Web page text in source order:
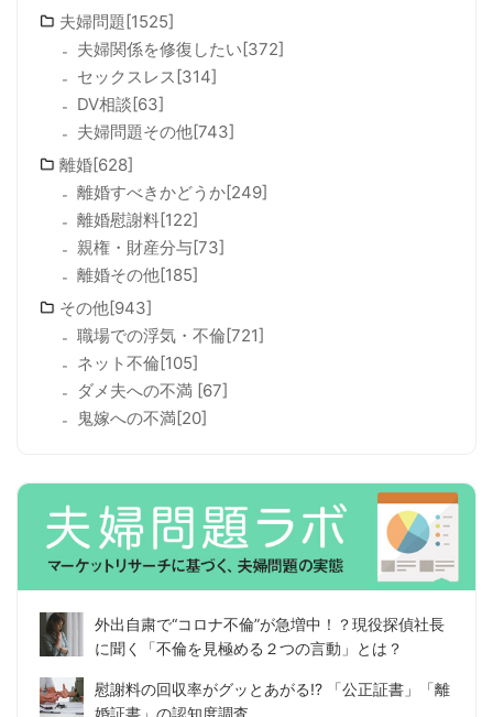
夫婦問題[1525]
夫婦関係を修復したい[372]
セックスレス[314]
DV相談[63]
夫婦問題その他[743]
離婚[628]
離婚すべきかどうか[249]
離婚慰謝料[122]
親権・財産分与[73]
離婚その他[185]
その他[943]
職場での浮気・不倫[721]
ネット不倫[105]
ダメ夫への不満 [67]
鬼嫁への不満[20]
外出自粛で“コロナ不倫”が急増中！？現役探偵社長
に聞く「不倫を見極める２つの言動」とは？
慰謝料の回収率がグッとあがる!? 「公正証書」「離
婚証書」の認知度調査